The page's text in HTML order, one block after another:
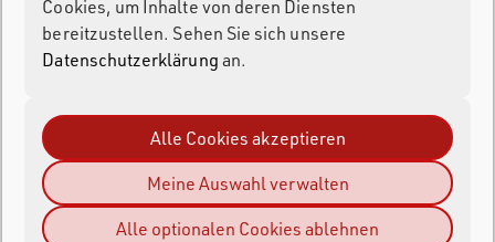
Cookies, um Inhalte von deren Diensten
bereitzustellen. Sehen Sie sich unsere
Datenschutzerklärungan.
Alle Cookies akzeptieren
Meine Auswahl verwalten
Alle optionalen Cookies ablehnen